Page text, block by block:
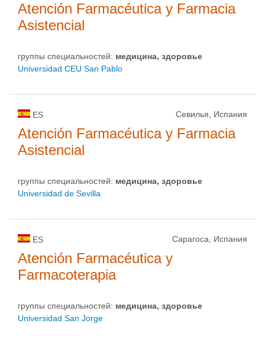
Atención Farmacéutica y Farmacia
Asistencial
группы специальностей: медицина, здоровье
Universidad CEU San Pablo
ES Севилья, Испания
Atención Farmacéutica y Farmacia
Asistencial
группы специальностей: медицина, здоровье
Universidad de Sevilla
ES Сарагоса, Испания
Atención Farmacéutica y
Farmacoterapia
группы специальностей: медицина, здоровье
Universidad San Jorge